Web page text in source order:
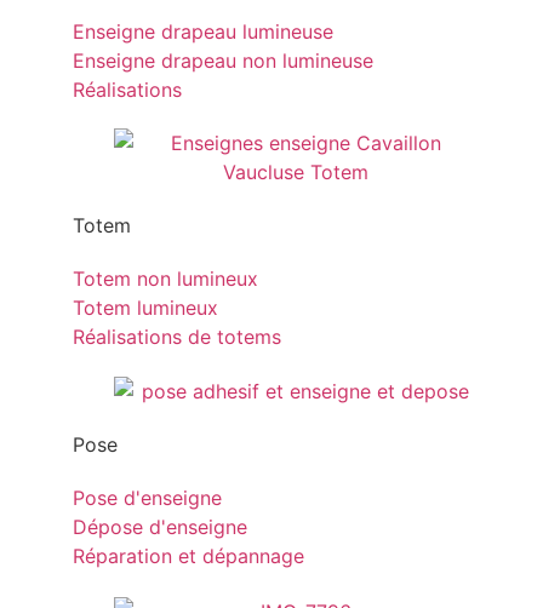
Enseigne drapeau lumineuse
Enseigne drapeau non lumineuse
Réalisations
Totem
Totem non lumineux
Totem lumineux
Réalisations de totems
Pose
Pose d'enseigne
Dépose d'enseigne
Réparation et dépannage